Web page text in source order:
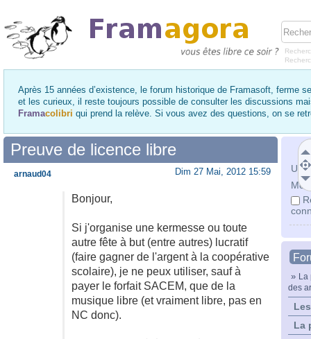
Après 15 années d’existence, le forum historique de Framasoft, ferme
et les curieux, il reste toujours possible de consulter les discussions
Framacolibri qui prend la relève. Si vous avez des questions, on se
Mot
» La
des
La
Preuve de licence libre
Dim 27 Mai, 2012 15:59
Bonjour,
Si j'organise une kermesse ou toute
autre fête à but (entre autres) lucratif
(faire gagner de l'argent à la coopérative
scolaire), je ne peux utiliser, sauf à
payer le forfait SACEM, que de la
musique libre (et vraiment libre, pas en
NC donc).
arnaud04